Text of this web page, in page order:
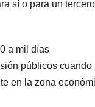
sí o para un
a mil días
públicos cuando
en la zona